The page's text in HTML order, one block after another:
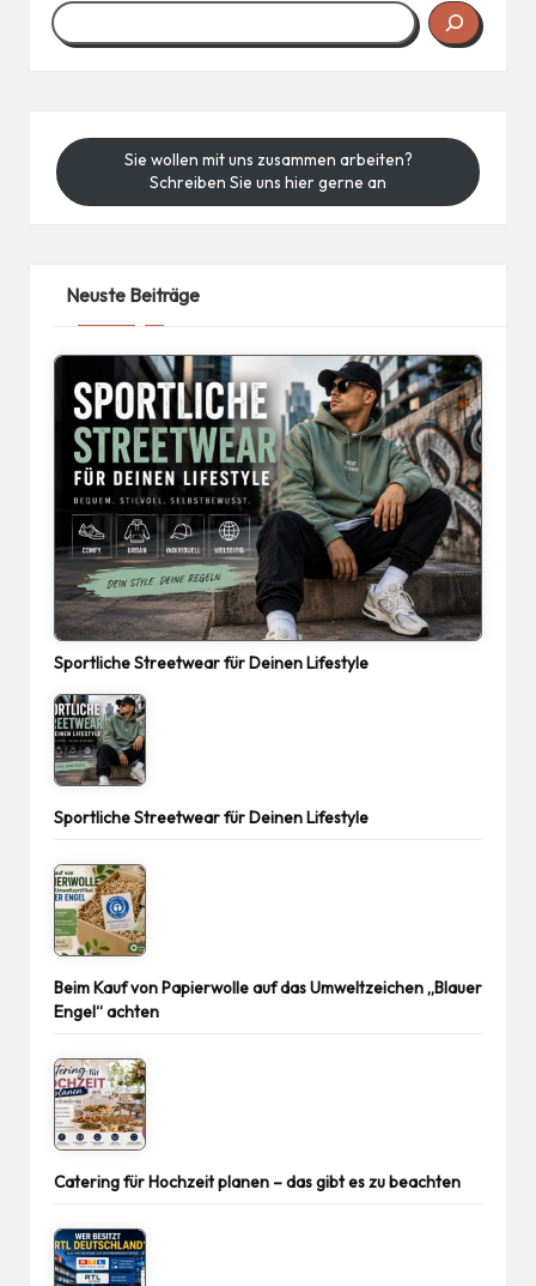
Sie wollen mit uns zusammen arbeiten?
Schreiben Sie uns hier gerne an
Neuste Beiträge
Sportliche Streetwear für Deinen Lifestyle
Sportliche Streetwear für Deinen Lifestyle
Beim Kauf von Papierwolle auf das Umweltzeichen „Blauer
Engel“ achten
Catering für Hochzeit planen – das gibt es zu beachten